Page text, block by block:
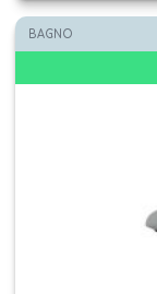
BAGNO